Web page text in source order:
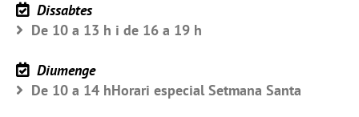
Dissabtes
De 10 a 13 h i de 16 a 19 h
Diumenge
De 10 a 14 hHorari especial Setmana Santa